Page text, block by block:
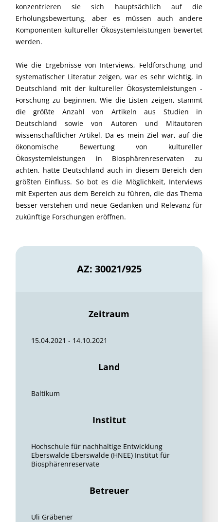
konzentrieren sie sich hauptsächlich auf die
Erholungsbewertung, aber es müssen auch andere
Komponenten kultureller Ökosystemleistungen bewertet
werden.
Wie die Ergebnisse von Interviews, Feldforschung und
systematischer Literatur zeigen, war es sehr wichtig, in
Deutschland mit der kultureller Ökosystemleistungen -
Forschung zu beginnen. Wie die Listen zeigen, stammt
die größte Anzahl von Artikeln aus Studien in
Deutschland sowie von Autoren und Mitautoren
wissenschaftlicher Artikel. Da es mein Ziel war, auf die
ökonomische Bewertung von kultureller
Ökosystemleistungen in Biosphärenreservaten zu
achten, hatte Deutschland auch in diesem Bereich den
größten Einfluss. So bot es die Möglichkeit, Interviews
mit Experten aus dem Bereich zu führen, die das Thema
besser verstehen und neue Gedanken und Relevanz für
zukünftige Forschungen eröffnen.
AZ: 30021/925
Zeitraum
15.04.2021 - 14.10.2021
Land
Baltikum
Institut
Hochschule für nachhaltige Entwicklung
Eberswalde Eberswalde (HNEE) Institut für
Biosphärenreservate
Betreuer
Uli Gräbener